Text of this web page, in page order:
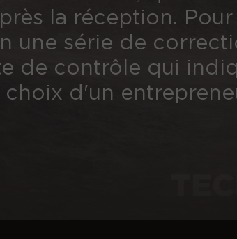
la réception.
une série de
de contrôle qui
d'un